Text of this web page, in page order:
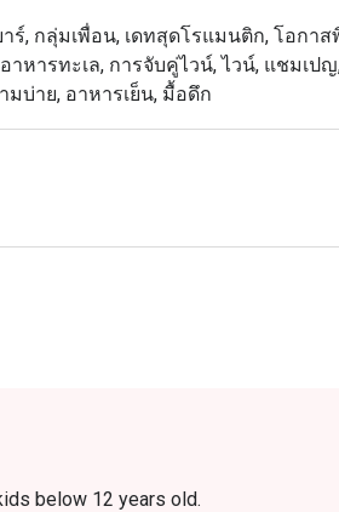
ร์, กลุ่มเพื่อน, เดทสุดโรแมนติก, โอกา
าหารทะเล, การจับคู่ไวน์, ไวน์, แชมเป
มบ่าย, อาหารเย็น, มื้อดึก
below 12 years old.